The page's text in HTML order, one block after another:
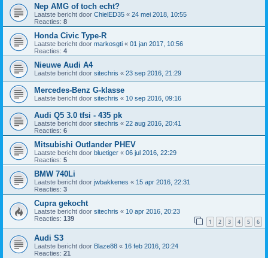
Nep AMG of toch echt?
Laatste bericht door ChielED35 « 24 mei 2018, 10:55
Reacties: 8
Honda Civic Type-R
Laatste bericht door markosgti « 01 jan 2017, 10:56
Reacties: 4
Nieuwe Audi A4
Laatste bericht door sitechris « 23 sep 2016, 21:29
Mercedes-Benz G-klasse
Laatste bericht door sitechris « 10 sep 2016, 09:16
Audi Q5 3.0 tfsi - 435 pk
Laatste bericht door sitechris « 22 aug 2016, 20:41
Reacties: 6
Mitsubishi Outlander PHEV
Laatste bericht door bluetiger « 06 jul 2016, 22:29
Reacties: 5
BMW 740Li
Laatste bericht door jwbakkenes « 15 apr 2016, 22:31
Reacties: 3
Cupra gekocht
Laatste bericht door sitechris « 10 apr 2016, 20:23
Reacties: 139 1 2 3 4 5 6
Audi S3
Laatste bericht door Blaze88 « 16 feb 2016, 20:24
Reacties: 21